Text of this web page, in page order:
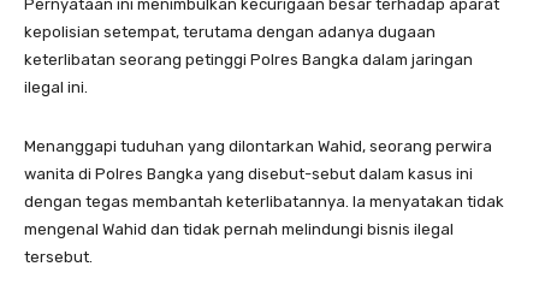
Pernyataan ini menimbulkan kecurigaan besar terhadap aparat
kepolisian setempat, terutama dengan adanya dugaan
keterlibatan seorang petinggi Polres Bangka dalam jaringan
ilegal ini.
Menanggapi tuduhan yang dilontarkan Wahid, seorang perwira
wanita di Polres Bangka yang disebut-sebut dalam kasus ini
dengan tegas membantah keterlibatannya. Ia menyatakan tidak
mengenal Wahid dan tidak pernah melindungi bisnis ilegal
tersebut.